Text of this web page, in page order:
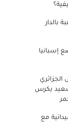
بالدار
إسبانيا
يكرس
مع